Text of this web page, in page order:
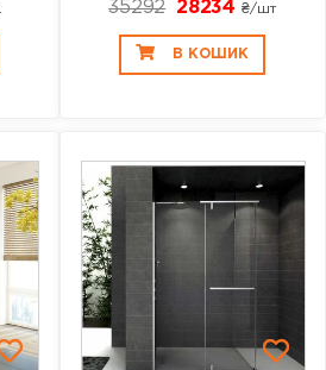
35292 28234 ₴/шт
В КОШИК